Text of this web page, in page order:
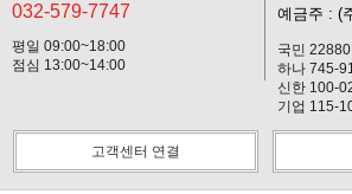
032-579-7747
평일 09:00~18:00
점심 13:00~14:00
예금주 : (
국민
하나 745-
신한 100-
기업 115-
고객센터 연결